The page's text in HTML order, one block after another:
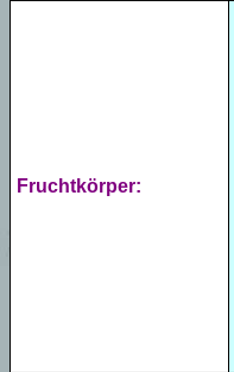
Fruchtkörper: